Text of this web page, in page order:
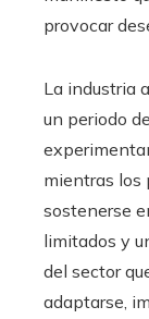
provocar
La industria
un periodo
mientras los
sostenerse
limitados y
del sector
adaptarse,